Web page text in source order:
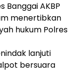
Banggai AKBP
menertibkan
hukum Polres
lanjuti
bersuara